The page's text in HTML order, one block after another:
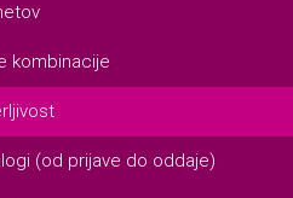
kombinacije
(od prijave do oddaje)